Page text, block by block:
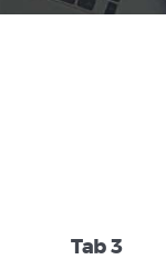
Tab 3